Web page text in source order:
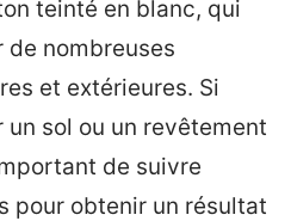
teinté en blanc, qui
nombreuses
et extérieures. Si
sol ou un revêtement
de suivre
pour obtenir un résultat